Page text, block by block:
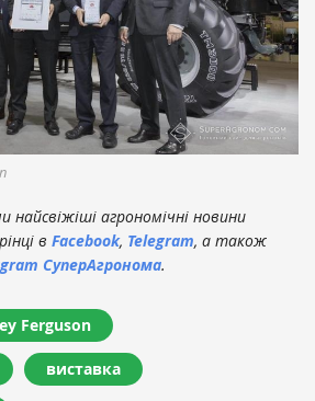
найсвіжіші агрономічні новини
в Facebook, Telegram, а також
СуперАгронома.
Ferguson
виставка